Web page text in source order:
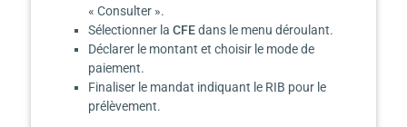
« Consulter ».
Sélectionner la CFEdans le menu déroulant.
Déclarer le montant et choisir le mode de
paiement.
Finaliser le mandat indiquant le RIB pour le
prélèvement.